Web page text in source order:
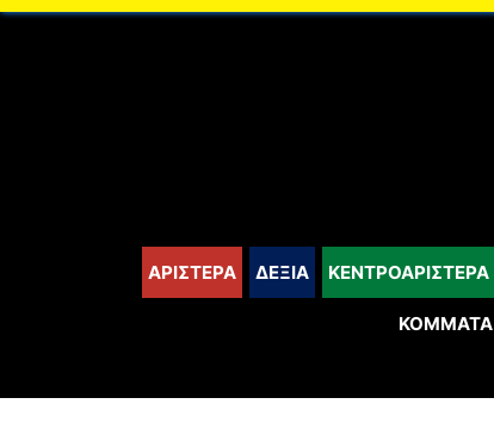
content
ΑΡΙΣΤΕΡΑ ΔΕΞΙΑ ΚΕΝΤΡΟΑΡΙΣΤΕΡΑ
ΚΌΜΜΑΤΑ